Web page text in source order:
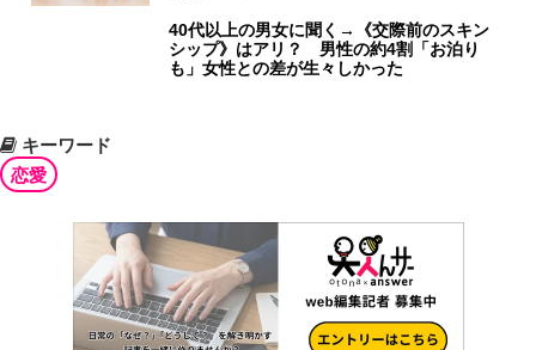
40代以上の男女に聞く→《交際前のスキン
シップ》はアリ？ 男性の約4割「お泊り
も」女性との差が生々しかった
キーワード
恋愛